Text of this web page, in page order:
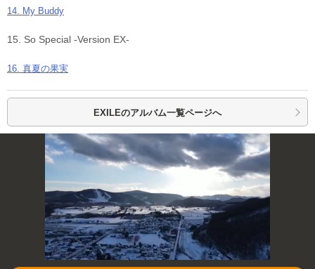
14. My Buddy
15. So Special -Version EX-
16. 真夏の果実
EXILEのアルバム一覧ページへ